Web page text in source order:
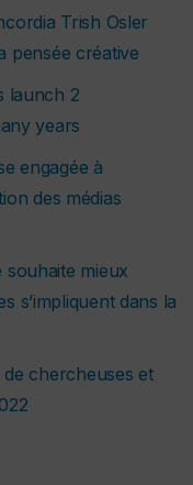
Trish Osler
pensée créative
launch 2
years
engagée à
des médias
souhaite mieux
s’impliquent dans la
chercheuses et